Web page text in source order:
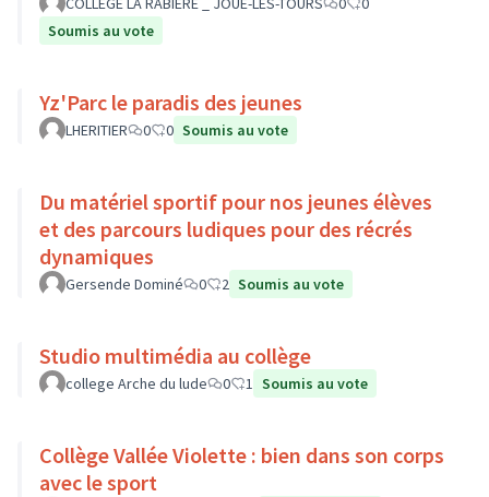
Soumis au vote
Yz'Parc le paradis des jeunes
LHERITIER 0 0 Soumis au vote
Du matériel sportif pour nos jeunes élèves
et des parcours ludiques pour des récrés
dynamiques
Gersende Dominé 0 2 Soumis au vote
Studio multimédia au collège
college Arche du lude 0 1 Soumis au vote
Collège Vallée Violette : bien dans son corps
avec le sport